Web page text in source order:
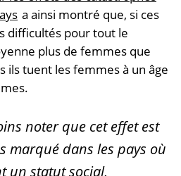
a ainsi montré que, si ces
difficultés pour tout le
plus de femmes que
ils tuent les femmes à un âge
noter que cet effet est
marqué dans les pays où
un statut social,